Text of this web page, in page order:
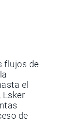
flujos de
el
de